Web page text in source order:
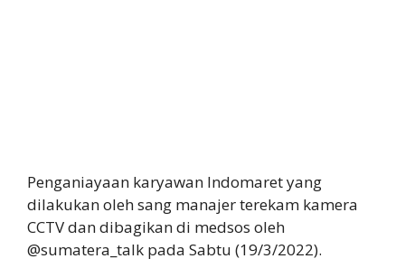
Penganiayaan karyawan Indomaret yang
dilakukan oleh sang manajer terekam kamera
CCTV dan dibagikan di medsos oleh
@sumatera_talk pada Sabtu (19/3/2022).